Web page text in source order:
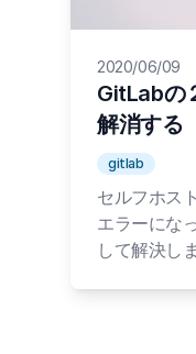
2020/06/09
GitLabの
解消する
gitlab
セルフホス
エラーにな
して解決し